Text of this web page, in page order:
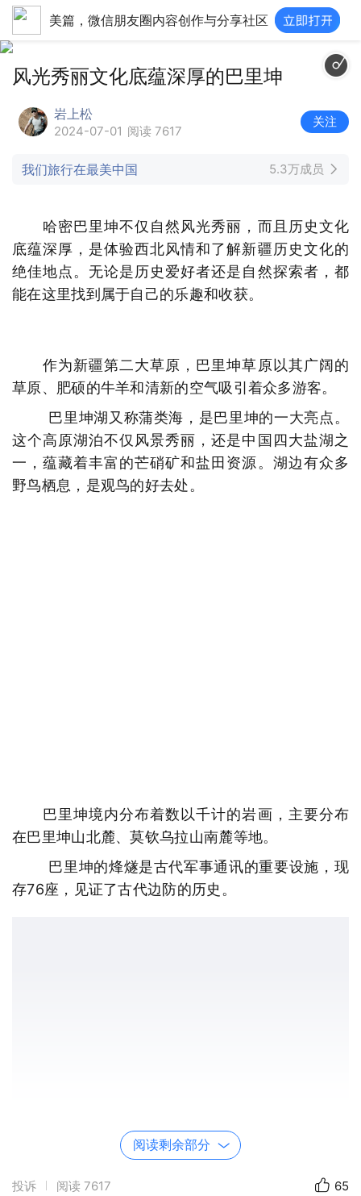
美篇，微信朋友圈内容创作与分享社区
风光秀丽文化底蕴深厚的巴里坤
岩上松
2024-07-01 阅读 7617
关注
我们旅行在最美中国 5.3万成员
哈密巴里坤不仅自然风光秀丽，而且历史文化
底蕴深厚，是体验西北风情和了解新疆历史文化的
绝佳地点。无论是历史爱好者还是自然探索者，都
能在这里找到属于自己的乐趣和收获。
作为新疆第二大草原，巴里坤草原以其广阔的
草原、肥硕的牛羊和清新的空气吸引着众多游客。
巴里坤湖又称蒲类海，是巴里坤的一大亮点。
这个高原湖泊不仅风景秀丽，还是中国四大盐湖之
一，蕴藏着丰富的芒硝矿和盐田资源。湖边有众多
野鸟栖息，是观鸟的好去处。
巴里坤境内分布着数以千计的岩画，主要分布
在巴里坤山北麓、莫钦乌拉山南麓等地。
巴里坤的烽燧是古代军事通讯的重要设施，现
存76座，见证了古代边防的历史。
阅读剩余部分
投诉 阅读 7617 65